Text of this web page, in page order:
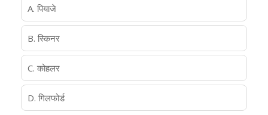
A. पियाजे
B. स्किनर
C. कोहलर
D. गिलफोर्ड